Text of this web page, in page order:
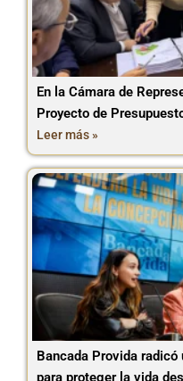
En la Cámara de
Proyecto de
Leer más »
Bancada Provida
para proteger la vida